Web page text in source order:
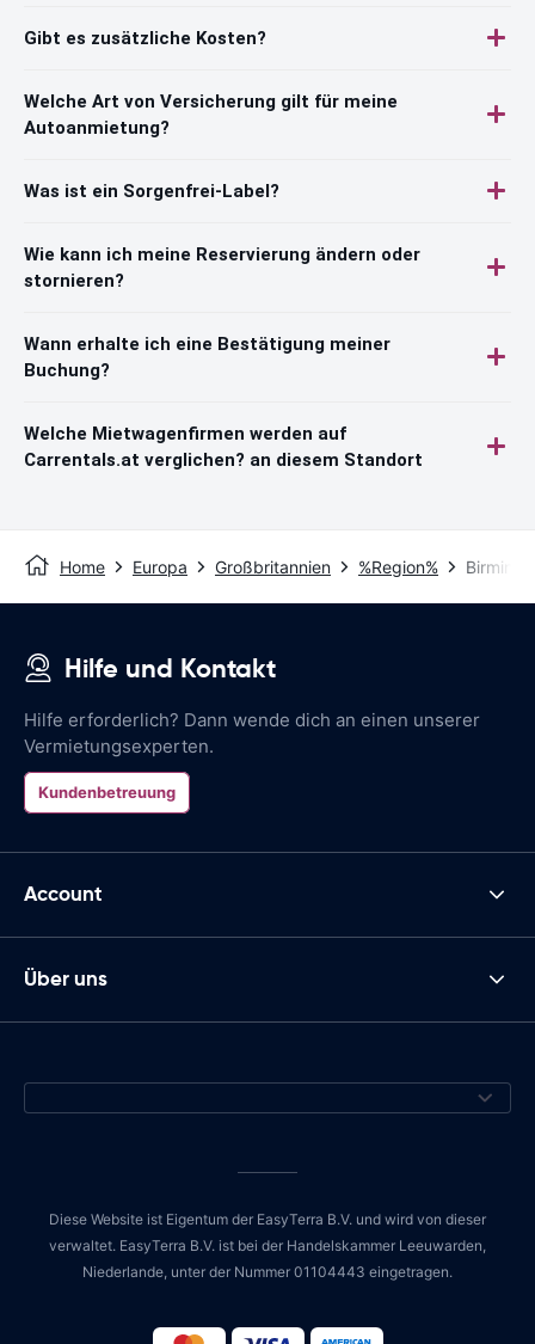
Gibt es zusätzliche Kosten?
Welche Art von Versicherung gilt für meine
Autoanmietung?
Was ist ein Sorgenfrei-Label?
Wie kann ich meine Reservierung ändern oder
stornieren?
Wann erhalte ich eine Bestätigung meiner
Buchung?
Welche Mietwagenfirmen werden auf
Carrentals.at verglichen? an diesem Standort
Home Europa Großbritannien %Region%
Hilfe und Kontakt
Hilfe erforderlich? Dann wende dich an einen unserer
Vermietungsexperten.
Kundenbetreuung
Account
Über uns
Diese Website ist Eigentum der EasyTerra B.V. und wird von dieser
verwaltet. EasyTerra B.V. ist bei der Handelskammer Leeuwarden,
Niederlande, unter der Nummer 01104443 eingetragen.